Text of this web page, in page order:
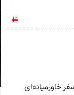
در چارچوب اولین سفر خاورمیانه‌ای